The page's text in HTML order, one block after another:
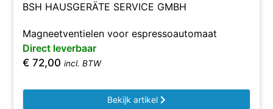
BSH HAUSGERÄTE SERVICE GMBH
Magneetventielen voor espressoautomaat
Direct leverbaar
€ 72,00 incl. BTW
Bekijk artikel